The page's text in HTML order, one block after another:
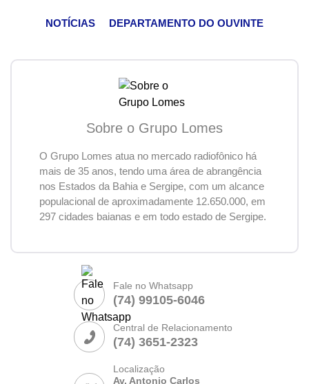
NOTÍCIAS DEPARTAMENTO DO OUVINTE
Sobre o Grupo Lomes
O Grupo Lomes atua no mercado radiofônico há
mais de 35 anos, tendo uma área de abrangência
nos Estados da Bahia e Sergipe, com um alcance
populacional de aproximadamente 12.650.000, em
297 cidades baianas e em todo estado de Sergipe.
Fale no Whatsapp
(74) 99105-6046
Central de Relacionamento
(74) 3651-2323
Localização
Av. Antonio Carlos